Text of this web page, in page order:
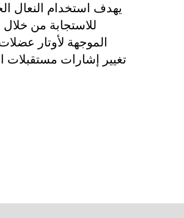
يهدف استخدام النعال
للاستجابة من
الموجهة لأوتار
تغيير إشارات